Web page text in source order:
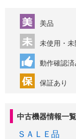
中古機器情報一覧
ＳＡＬＥ品
美品
未使用・未
動作確認済
保証あり